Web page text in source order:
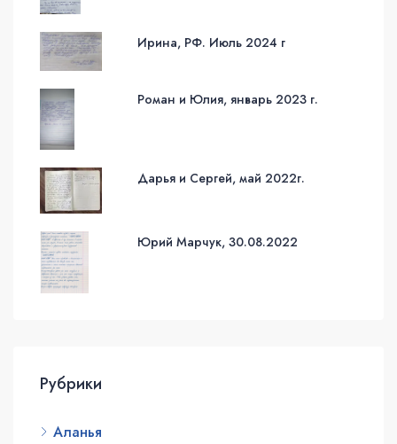
Ирина, РФ. Июль 2024 г
Роман и Юлия, январь 2023 г.
Дарья и Сергей, май 2022г.
Юрий Марчук, 30.08.2022
Рубрики
Аланья